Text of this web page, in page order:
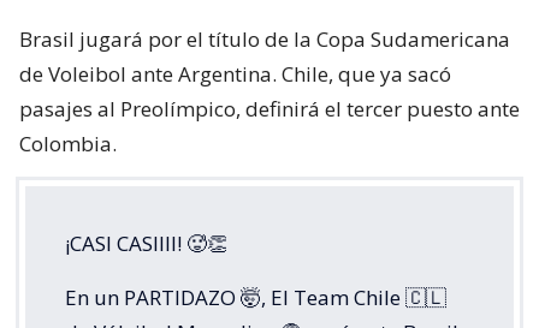
Brasil jugará por el título de la Copa Sudamericana
de Voleibol ante Argentina. Chile, que ya sacó
pasajes al Preolímpico, definirá el tercer puesto ante
Colombia.
¡CASI CASIIII! 🥵👏
En un PARTIDAZO 🤯, El Team Chile 🇨🇱